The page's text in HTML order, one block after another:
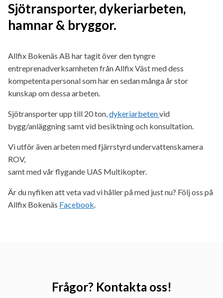
Sjötransporter, dykeriarbeten,
hamnar & bryggor.
Allfix Bokenäs AB har tagit över den tyngre
entreprenadverksamheten från Allfix Väst med dess
kompetenta personal som har en sedan många år stor
kunskap om dessa arbeten.
Sjötransporter upp till 20 ton,dykeriarbetenvid
bygg/anläggning samt vid besiktning och konsultation.
Vi utför även arbeten med fjärrstyrd undervattenskamera
ROV,
samt med vår flygande UAS Multikopter.
Är du nyfiken att veta vad vi håller på med just nu? Följ oss på
Allfix Bokenäs Facebook.
Frågor? Kontakta oss!